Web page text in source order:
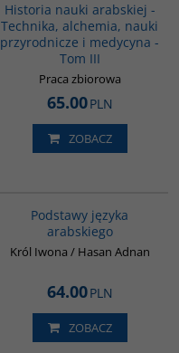
Historia nauki arabskiej -
Technika, alchemia, nauki
przyrodnicze i medycyna -
Tom III
Praca zbiorowa
65.00PLN
ZOBACZ
Podstawy języka
arabskiego
Król Iwona / Hasan Adnan
64.00PLN
ZOBACZ